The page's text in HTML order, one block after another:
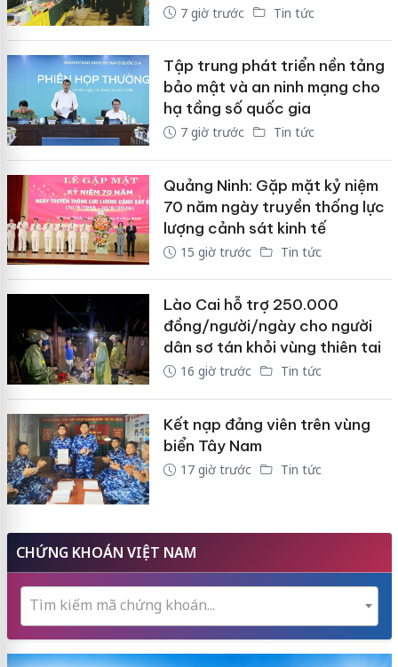
7 giờ trước Tin tức
Tập trung phát triển nền tảng
bảo mật và an ninh mạng cho
hạ tầng số quốc gia
7 giờ trước Tin tức
Quảng Ninh: Gặp mặt kỷ niệm
70 năm ngày truyền thống lực
lượng cảnh sát kinh tế
15 giờ trước Tin tức
Lào Cai hỗ trợ 250.000
đồng/người/ngày cho người
dân sơ tán khỏi vùng thiên tai
16 giờ trước Tin tức
Kết nạp đảng viên trên vùng
biển Tây Nam
17 giờ trước Tin tức
CHỨNG KHOÁN VIỆT NAM
Tìm kiếm mã chứng khoán...